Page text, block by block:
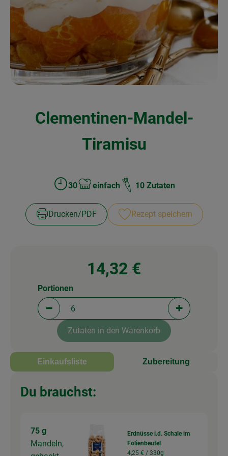
Kochen & Backen
Naturkost
Drogerie
Veranstaltungen
Clementinen-Mandel-
Tiramisu
Zubreitungszeit:
30
Schwierigkeit:
einfach 10 Zutaten
Drucken​/​PDF Rezept speichern
14,32 €
Portionen verringern (aktuell 6 Portionen
Portionen
Portionen
Zutaten in den Warenkorb
Einkaufsliste Zubereitung
Du brauchst:
75 g
Mandeln,
Erdnüsse i.d. Schale im
Folienbeutel
4,25 € / 330g